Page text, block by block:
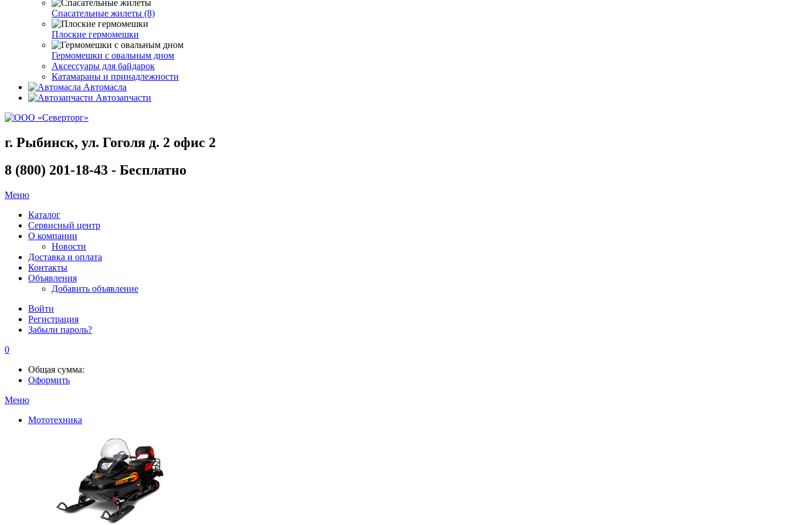
Спасательные жилеты (8)
Плоские гермомешки
Гермомешки с овальным дном
Аксессуары для байдарок
Катамараны и принадлежности
Автомасла
Автозапчасти
г. Рыбинск, ул. Гоголя д. 2 офис 2
8 (800) 201-18-43 - Бесплатно
Меню
Каталог
Сервисный центр
О компании
Новости
Доставка и оплата
Контакты
Объявления
Добавить объявление
Войти
Регистрация
Забыли пароль?
0
Общая сумма:
Оформить
Меню
Мототехника